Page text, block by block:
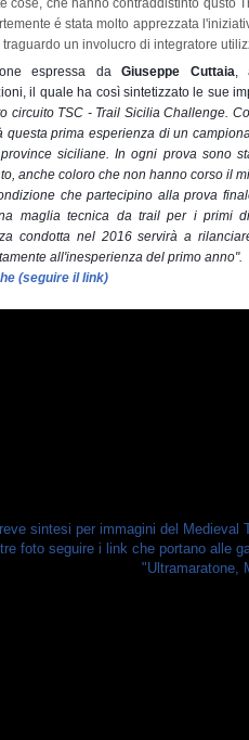
cose, che hanno contraddistinto qusto
é stata molto apprezzata
traguardo un involucro di integratore
espressa daGiuseppe Cuttaia,
il quale ha così sintetizzato le sue
circuito TSC - Trail Sicilia Challenge.
questa prima esperienza di un
province siciliane. In ogni prova sono
anche coloro che non hanno corso il
che partecipino alla prova
maglia tecnica da trail per i primi
condotta nel 2016 serviràa
all'inesperienza del primo anno".
(seguire il link)